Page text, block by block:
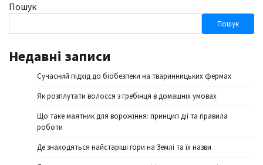
Пошук
Пошук
Недавні записи
Сучасний підхід до біобезпеки на тваринницьких фермах
Як розплутати волосся з гребінця в домашніх умовах
Що таке маятник для ворожіння: принцип дії та правила
роботи
Де знаходяться найстаріші гори на Землі та їх назви